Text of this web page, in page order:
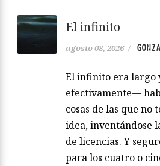
El infinito
agosto 08, 2026 /
El infinito era largo
efectivamente—
cosas de las que no
idea, inventándose
de licencias. Y
para los cuatro o